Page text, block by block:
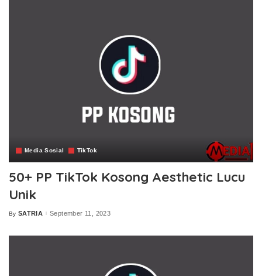
Media Sosial TikTok
50+ PP TikTok Kosong Aesthetic Lucu
Unik
Posted
By SATRIA September 11, 2023